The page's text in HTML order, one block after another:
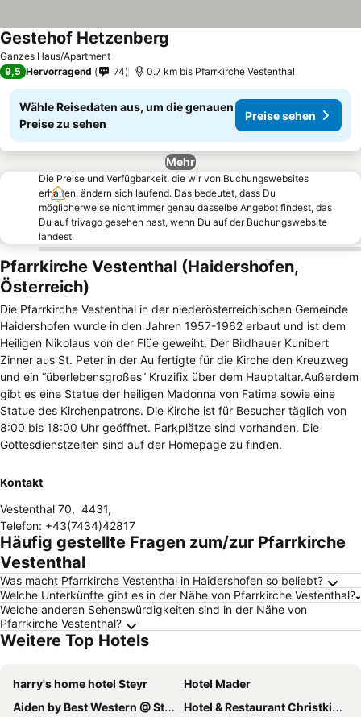
Ganzes Haus/Apartment
Gestehof Hetzenberg
9,5 Hervorragend 74 0.7 km bis Pfarrkirche Vestenthal
Wähle Reisedaten aus, um die genauen
Preise zu sehen
Preise sehen
Mehr
Die Preise und Verfügbarkeit, die wir von Buchungswebsites
erhalten, ändern sich laufend. Das bedeutet, dass Du
möglicherweise nicht immer genau dasselbe Angebot findest, das
Du auf trivago gesehen hast, wenn Du auf der Buchungswebsite
landest.
Pfarrkirche Vestenthal (Haidershofen,
Österreich)
Die Pfarrkirche Vestenthal in der niederösterreichischen Gemeinde
Haidershofen wurde in den Jahren 1957-1962 erbaut und ist dem
Heiligen Nikolaus von der Flüe geweiht. Der Bildhauer Kunibert
Zinner aus St. Peter in der Au fertigte für die Kirche den Kreuzweg
und ein “überlebensgroßes” Kruzifix über dem Hauptaltar.Außerdem
gibt es eine Statue der heiligen Madonna von Fatima sowie eine
Statue des Kirchenpatrons. Die Kirche ist für Besucher täglich von
8:00 bis 18:00 Uhr geöffnet. Parkplätze sind vorhanden. Die
Gottesdienstzeiten sind auf der Homepage zu finden.
Kontakt
Vestenthal 70, 4431,
Telefon: +43(7434)42817
Häufig gestellte Fragen zum/zur Pfarrkirche
Vestenthal
Was macht Pfarrkirche Vestenthal in Haidershofen so beliebt?
Welche Unterkünfte gibt es in der Nähe von Pfarrkirche Vestenthal?
Welche anderen Sehenswürdigkeiten sind in der Nähe von
Pfarrkirche Vestenthal?
Weitere Top Hotels
harry's home hotel Steyr
Hotel Mader
Aiden by Best Western @ Stadtgut Hotel Steyr
Hotel & Restaurant Christkindlwirt